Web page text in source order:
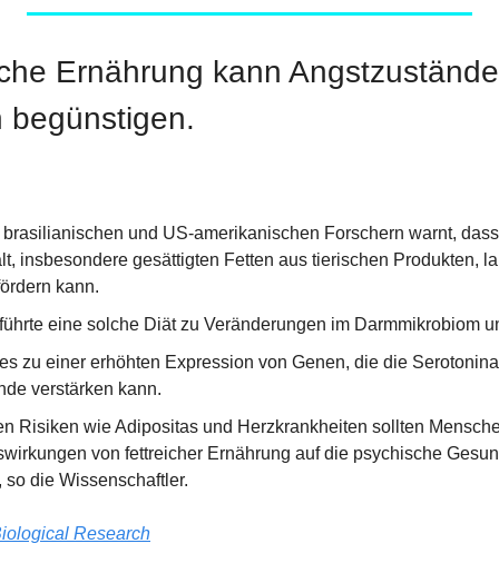
Ernährung kann
begünstigen.
und US-amerikanischen Forschern warnt,
insbesondere gesättigten Fetten aus tierischen Produkten,
kann.
eine solche Diät zu Veränderungen im Darmmikrobiom
zu einer erhöhten Expression von Genen, die die
verstärken kann.
Risiken wie Adipositas und Herzkrankheiten sollten
von fettreicher Ernährung auf die psychische
die Wissenschaftler.
Research